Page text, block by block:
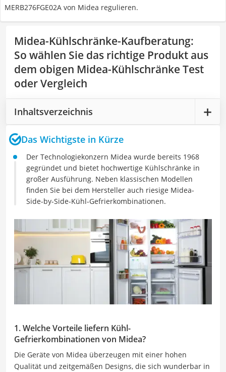
MERB276FGE02A von Midea regulieren.
Midea-Kühlschränke-Kaufberatung:
So wählen Sie das richtige Produkt aus
dem obigen Midea-Kühlschränke Test
oder Vergleich
Inhaltsverzeichnis
Das Wichtigste in Kürze
Der Technologiekonzern Midea wurde bereits 1968
gegründet und bietet hochwertige Kühlschränke in
großer Ausführung. Neben klassischen Modellen
finden Sie bei dem Hersteller auch riesige Midea-
Side-by-Side-Kühl-Gefrierkombinationen.
1. Welche Vorteile liefern Kühl-
Gefrierkombinationen von Midea?
Die Geräte von Midea überzeugen mit einer hohen
Qualität und zeitgemäßen Designs, die sich wunderbar in